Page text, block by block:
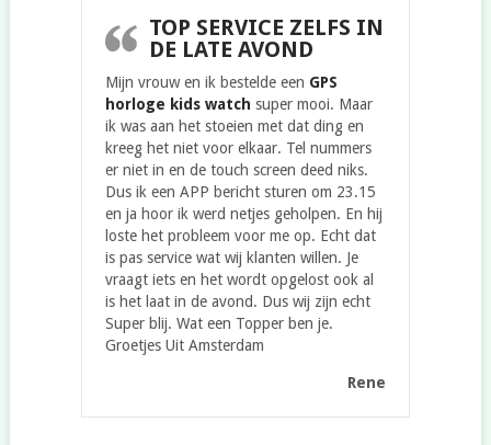
TOP SERVICE ZELFS IN
DE LATE AVOND
Mijn vrouw en ik bestelde een GPS
horloge kids watch super mooi. Maar
ik was aan het stoeien met dat ding en
kreeg het niet voor elkaar. Tel nummers
er niet in en de touch screen deed niks.
Dus ik een APP bericht sturen om 23.15
en ja hoor ik werd netjes geholpen. En hij
loste het probleem voor me op. Echt dat
is pas service wat wij klanten willen. Je
vraagt iets en het wordt opgelost ook al
is het laat in de avond. Dus wij zijn echt
Super blij. Wat een Topper ben je.
Groetjes Uit Amsterdam
Rene